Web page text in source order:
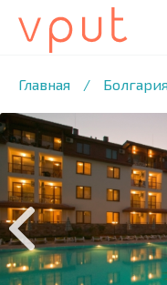
Главная /
/21 ФОТО